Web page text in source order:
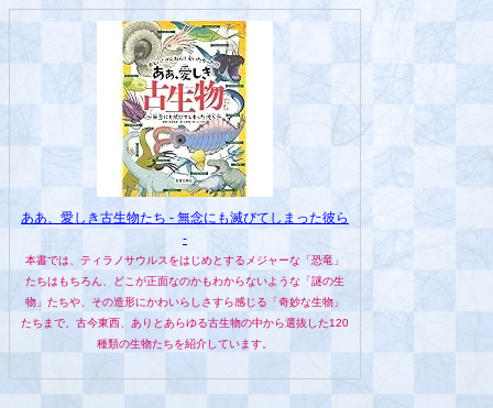
ああ、愛しき古生物たち - 無念にも滅びてしまった彼ら
-
本書では、ティラノサウルスをはじめとするメジャーな「恐竜」
たちはもちろん、どこが正面なのかもわからないような「謎の生
物」たちや、その造形にかわいらしさすら感じる「奇妙な生物」
たちまで、古今東西、ありとあらゆる古生物の中から選抜した120
種類の生物たちを紹介しています。